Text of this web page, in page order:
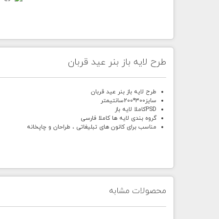
طرح لایه باز بنر عید قربان
طرح لایه باز بنر عید قربان
سایز300
*
200سانتیمتر
PSDکاملا لایه باز
گروه بندی لایه ها کاملا فارسی
مناسب برای کانون های تبلیغاتی ، طراحان و چاپخانه
محصولات مشابه